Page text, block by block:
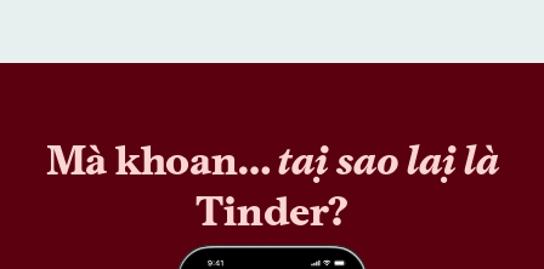
Mà khoan…tại sao lại là
Tinder?